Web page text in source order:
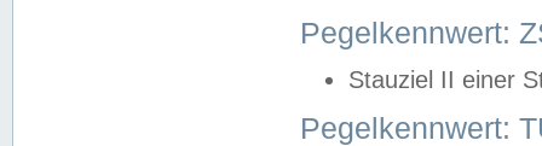
Pegelkennwert:
Stauziel II einer
Pegelkennwert: